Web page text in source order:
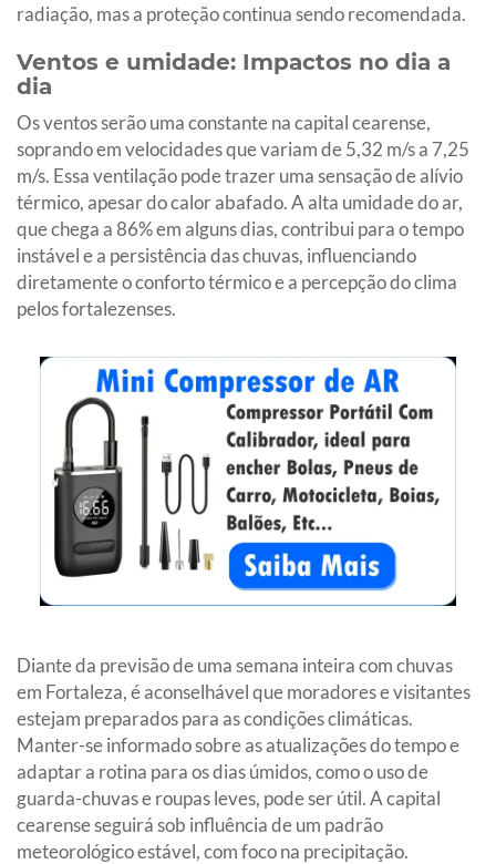
radiação, mas a proteção continua sendo recomendada.
Ventos e umidade: Impactos no dia a
dia
Os ventos serão uma constante na capital cearense,
soprando em velocidades que variam de 5,32 m/s a 7,25
m/s. Essa ventilação pode trazer uma sensação de alívio
térmico, apesar do calor abafado. A alta umidade do ar,
que chega a 86% em alguns dias, contribui para o tempo
instável e a persistência das chuvas, influenciando
diretamente o conforto térmico e a percepção do clima
pelos fortalezenses.
Diante da previsão de uma semana inteira com chuvas
em Fortaleza, é aconselhável que moradores e visitantes
estejam preparados para as condições climáticas.
Manter-se informado sobre as atualizações do tempo e
adaptar a rotina para os dias úmidos, como o uso de
guarda-chuvas e roupas leves, pode ser útil. A capital
cearense seguirá sob influência de um padrão
meteorológico estável, com foco na precipitação.